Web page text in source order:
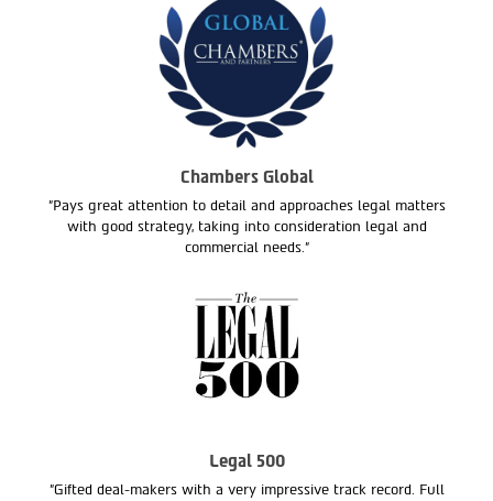
Chambers Global
"Pays great attention to detail and approaches legal matters
with good strategy, taking into consideration legal and
commercial needs."
Legal 500
"Gifted deal-makers with a very impressive track record. Full